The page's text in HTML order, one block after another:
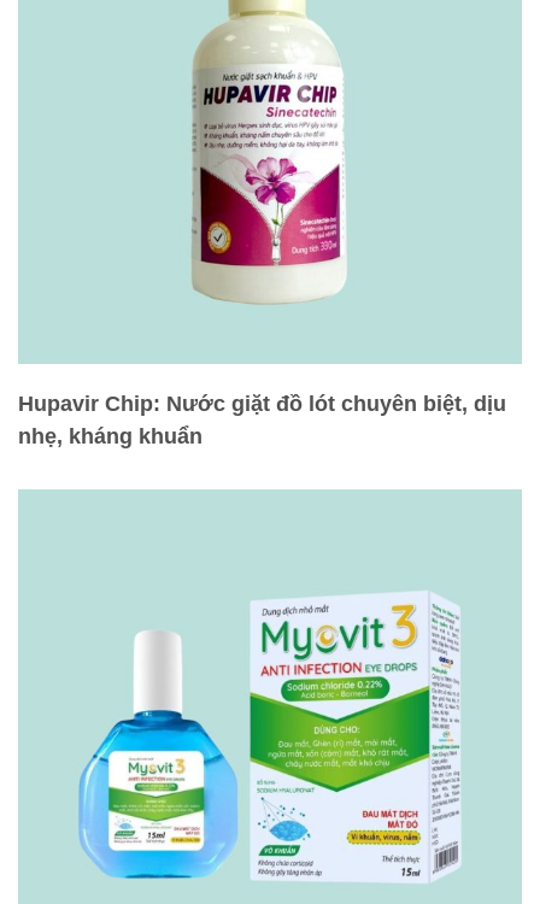
Hupavir Chip: Nước giặt đồ lót chuyên biệt, dịu
nhẹ, kháng khuẩn